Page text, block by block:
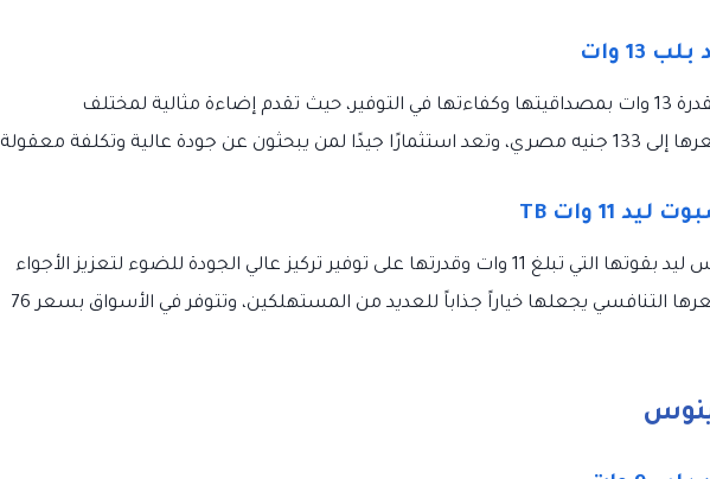
تمتاز لمبة فينوس ليد بقدرة 13 وات بمصداقيتها وكفاءتها في التوفير، حيث تقدم إضاءة مثالية لمختلف
عالية وتكلفة معقولة.
تتميز لمبة سبوت فينوس ليد بقوتها التي تبلغ 11 وات وقدرتها على توفير تركيز عالي الجودة للضوء لتعزيز الأجواء
المرغوبة في المكان. سعرها التنافسي يجعلها خياراً جذاباً للعديد من المستهلكين، وتتوفر في الأسواق بسعر 76